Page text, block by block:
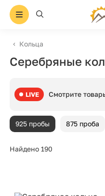
Кольца
Серебряные
LIVE Смотрите
Найдено 190
925 пробы 875 проба